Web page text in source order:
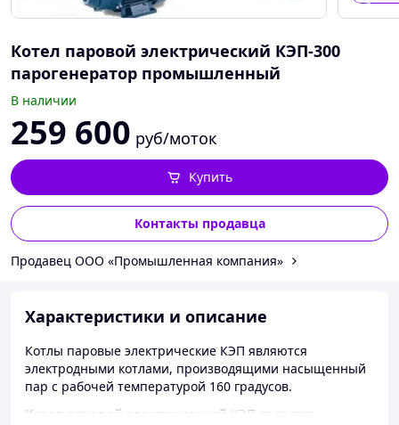
Котел паровой электрический КЭП-300
парогенератор промышленный
В наличии
259 600 руб/моток
Контакты продавца
Купить
Продавец ООО «Промышленная компания»
Характеристики и описание
Котлы паровые электрические КЭП являются
электродными котлами, производящими насыщенный
пар с рабочей температурой 160 градусов.
Котел паровой электрический КЭП является